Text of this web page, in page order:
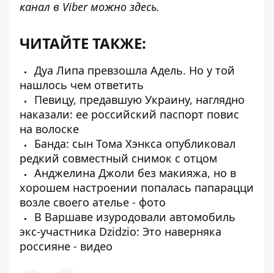
канал в Viber можно здесь.
ЧИТАЙТЕ ТАКЖЕ:
Дуа Липа превзошла Адель. Но у той
нашлось чем ответить
Певицу, предавшую Украину, наглядно
наказали: ее российский паспорт повис
на волоске
Банда: сын Тома Хэнкса опубликовал
редкий совместный снимок с отцом
Анджелина Джоли без макияжа, но в
хорошем настроении попалась папарацци
возле своего ателье - фото
В Варшаве изуродовали автомобиль
экс-участника Dzidzio: Это наверняка
россияне - видео